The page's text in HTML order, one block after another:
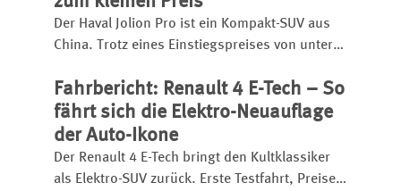
Der Haval Jolion Pro ist ein Kompakt-SUV aus
China. Trotz eines Einstiegspreises von unter
Ausstattung, einen kräftigen Turbobenziner
und eignet sich sogar für den
Anhängerbetrieb.
Fahrbericht: Renault 4 E-Tech – So
fährt sich die Elektro-Neuauflage
der Auto-Ikone
Der Renault 4 E-Tech bringt den Kultklassiker
als Elektro-SUV zurück. Erste Testfahrt, Preise,